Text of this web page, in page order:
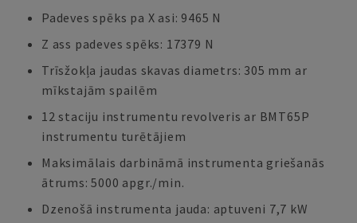
Padeves spēks pa X asi: 9465 N
Z ass padeves spēks: 17379 N
Trīsžokļa jaudas skavas diametrs: 305 mm ar
mīkstajām spailēm
12 staciju instrumentu revolveris ar BMT65P
instrumentu turētājiem
Maksimālais darbināmā instrumenta griešanās
ātrums: 5000 apgr./min.
Dzenošā instrumenta jauda: aptuveni 7,7 kW